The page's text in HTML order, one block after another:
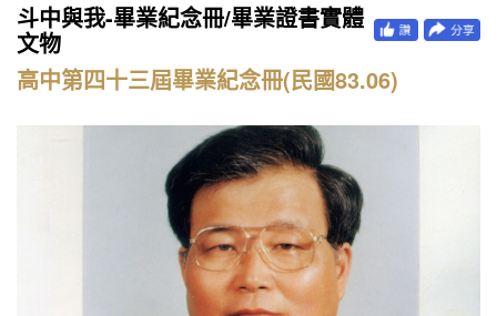
斗中與我-畢業紀念冊/畢業證書實體
文物
高中第四十三屆畢業紀念冊(民國83.06)